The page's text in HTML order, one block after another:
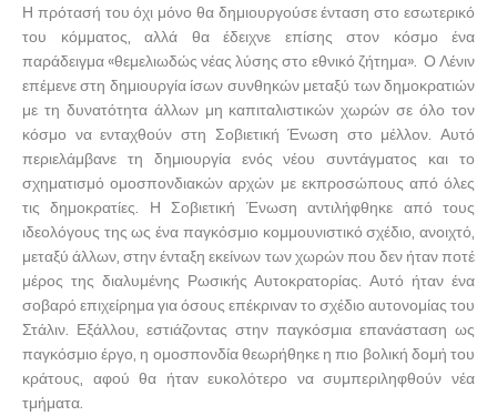
Η πρότασή του όχι μόνο θα δημιουργούσε ένταση στο εσωτερικό
του κόμματος, αλλά θα έδειχνε επίσης στον κόσμο ένα
παράδειγμα «θεμελιωδώς νέας λύσης στο εθνικό ζήτημα». Ο Λένιν
επέμενε στη δημιουργία ίσων συνθηκών μεταξύ των δημοκρατιών
με τη δυνατότητα άλλων μη καπιταλιστικών χωρών σε όλο τον
κόσμο να ενταχθούν στη Σοβιετική Ένωση στο μέλλον. Αυτό
περιελάμβανε τη δημιουργία ενός νέου συντάγματος και το
σχηματισμό ομοσπονδιακών αρχών με εκπροσώπους από όλες
τις δημοκρατίες. Η Σοβιετική Ένωση αντιλήφθηκε από τους
ιδεολόγους της ως ένα παγκόσμιο κομμουνιστικό σχέδιο, ανοιχτό,
μεταξύ άλλων, στην ένταξη εκείνων των χωρών που δεν ήταν ποτέ
μέρος της διαλυμένης Ρωσικής Αυτοκρατορίας. Αυτό ήταν ένα
σοβαρό επιχείρημα για όσους επέκριναν το σχέδιο αυτονομίας του
Στάλιν. Εξάλλου, εστιάζοντας στην παγκόσμια επανάσταση ως
παγκόσμιο έργο, η ομοσπονδία θεωρήθηκε η πιο βολική δομή του
κράτους, αφού θα ήταν ευκολότερο να συμπεριληφθούν νέα
τμήματα.